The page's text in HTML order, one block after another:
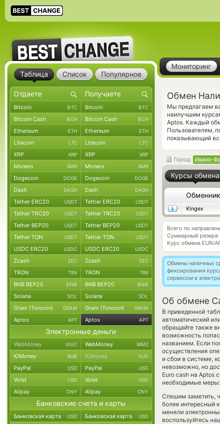
Мониторинг
Обмен
Мы предлагаем
наилучшим
Aptos. Каждый
Пользователям,
показывающий
Город: Ивано-
Курсы обмена
Обменник
Kingex
Всего по
Суммарный резерв
Курс обмена EUR/
Обмены наличных
фиксирования
сервисом в
Об обмене
В приведенной
автоматический
обращайте также
возможность
названием. Если
осуществления
и сбои в системе,
невозможно, но
Euro cash на
необходимые
Спешим заметить,
более интересный
меняли
воспользуйтесь
Таблица Список Популярное
Bitcoin BTC Bitcoin BTC
Bitcoin Cash BCH Bitcoin Cash BCH
Ethereum ETH Ethereum ETH
Litecoin LTC Litecoin LTC
XRP XRP XRP XRP
Monero XMR Monero XMR
Dogecoin DOGE Dogecoin DOGE
Dash DASH Dash DASH
Tether ERC20 USDT Tether ERC20 USDT
Tether TRC20 USDT Tether TRC20 USDT
Tether BEP20 USDT Tether BEP20 USDT
Tether TON USDT Tether TON USDT
USDC ERC20 USDC USDC ERC20 USDC
Zcash ZEC Zcash ZEC
TRON TRX TRON TRX
BNB BEP20 BNB BNB BEP20 BNB
Solana SOL Solana SOL
Gram (Toncoin) GRAM Gram (Toncoin) GRAM
Aptos APT Aptos APT
Электронные деньги
WebMoney WMZ WebMoney WMZ
ЮMoney RUB ЮMoney RUB
PayPal USD PayPal USD
Volet USD Volet USD
Alipay CNY Alipay CNY
Банковские счета и карты
Банковская карта USD Банковская карта USD